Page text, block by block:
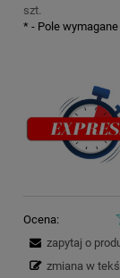
szt.
* - Pole wymagane
Ocena:
zapytaj o
zmiana w